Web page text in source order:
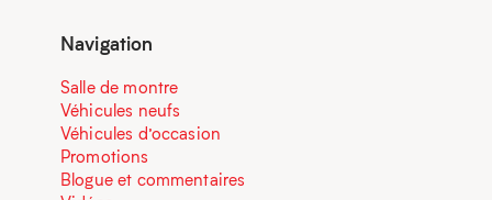
Navigation
Salle de montre
Véhicules neufs
Véhicules d’occasion
Promotions
Blogue et commentaires